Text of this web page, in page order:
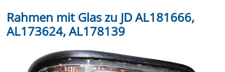
Rahmen mit Glas zu JD AL181666,
AL173624, AL178139